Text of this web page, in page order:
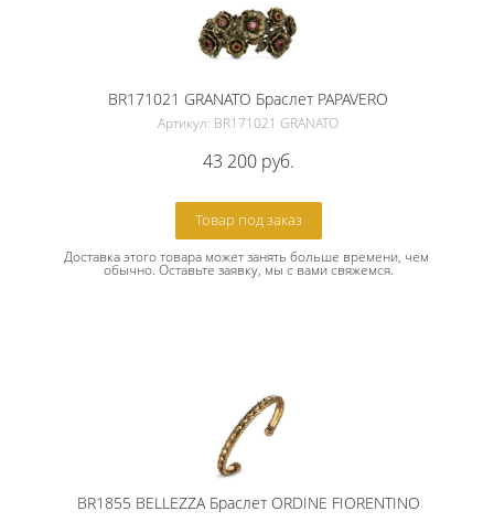
BR171021 GRANATO Браслет PAPAVERO
Артикул: BR171021 GRANATO
43 200руб.
Товар под заказ
Доставка этого товара может занять больше времени, чем
обычно. Оставьте заявку, мы с вами свяжемся.
BR1855 BELLEZZA Браслет ORDINE FIORENTINO